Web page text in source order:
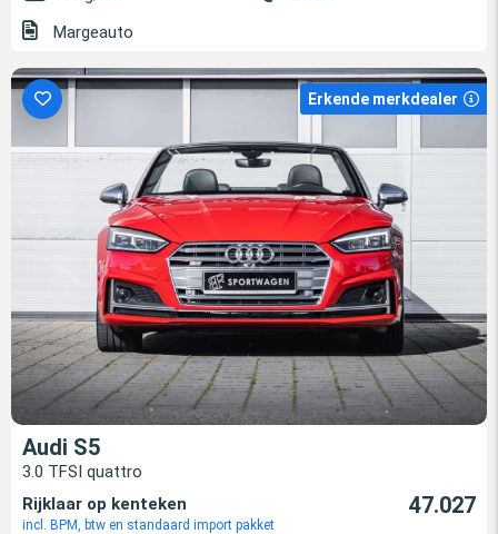
Margeauto
Erkende merkdealer
Audi S5
3.0 TFSI quattro
Rijklaar op kenteken
incl. BPM, btw en standaard import pakket
47.027